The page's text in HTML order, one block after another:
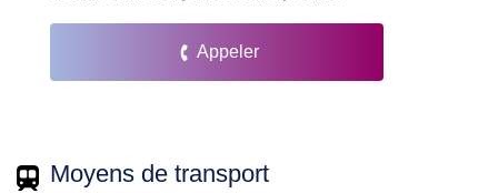
Appeler
Moyens de transport